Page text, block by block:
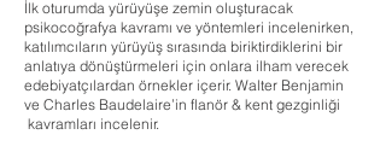
İlk oturumda yürüyüşe zemin oluşturacak
psikocoğrafya kavramı ve yöntemleri incelenirken,
katılımcıların yürüyüş sırasında biriktirdiklerini bir
anlatıya dönüştürmeleri için onlara ilham verecek
edebiyatçılardan örnekler içerir. Walter Benjamin
ve Charles Baudelaire’in flanör & kent gezginliği
kavramları incelenir.